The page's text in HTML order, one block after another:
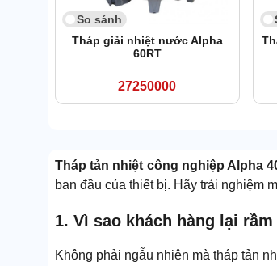
So sánh
Tháp giải nhiệt nước Alpha
60RT
27250000
Tháp tản nhiệt công nghiệp Alpha
ban đầu của thiết bị. Hãy trải nghiệm
1. Vì sao khách hàng lại
Không phải ngẫu nhiên mà tháp tản